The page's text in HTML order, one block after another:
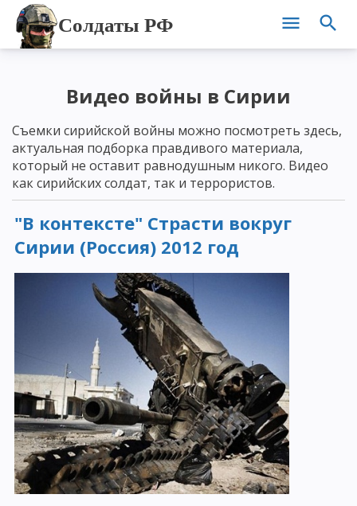
Солдаты РФ
Видео войны в Сирии
Съемки сирийской войны можно посмотреть здесь,
актуальная подборка правдивого материала,
который не оставит равнодушным никого. Видео
как сирийских солдат, так и террористов.
"В контексте" Страсти вокруг
Сирии (Россия) 2012 год